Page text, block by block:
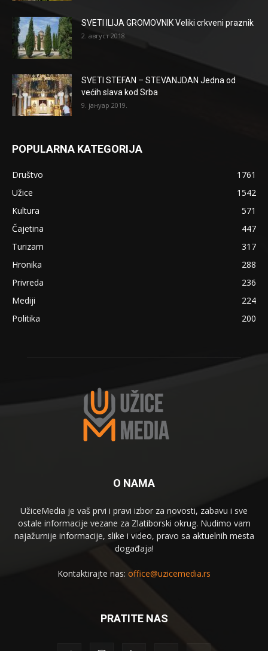
SVETI ILIJA GROMOVNIK Veliki crkveni praznik
2. август 2018.
SVETI STEFAN – STEVANJDAN Jedna od
većih slava kod Srba
9. јануар 2019.
POPULARNA KATEGORIJA
Društvo
1761
Užice
1542
Kultura
571
Čajetina
447
Turizam
317
Hronika
288
Privreda
236
Mediji
224
Politika
200
O NAMA
UžiceMedia je vaš prvi i pravi izbor za novosti, zabavu i sve
ostale informacije vezane za Zlatiborski okrug. Nudimo vam
najažurnije informacije, slike i video, pravo sa aktuelnih mesta
događaja!
Kontaktirajte nas: office@uzicemedia.rs
PRATITE NAS